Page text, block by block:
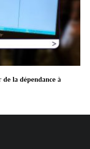
la dépendance à